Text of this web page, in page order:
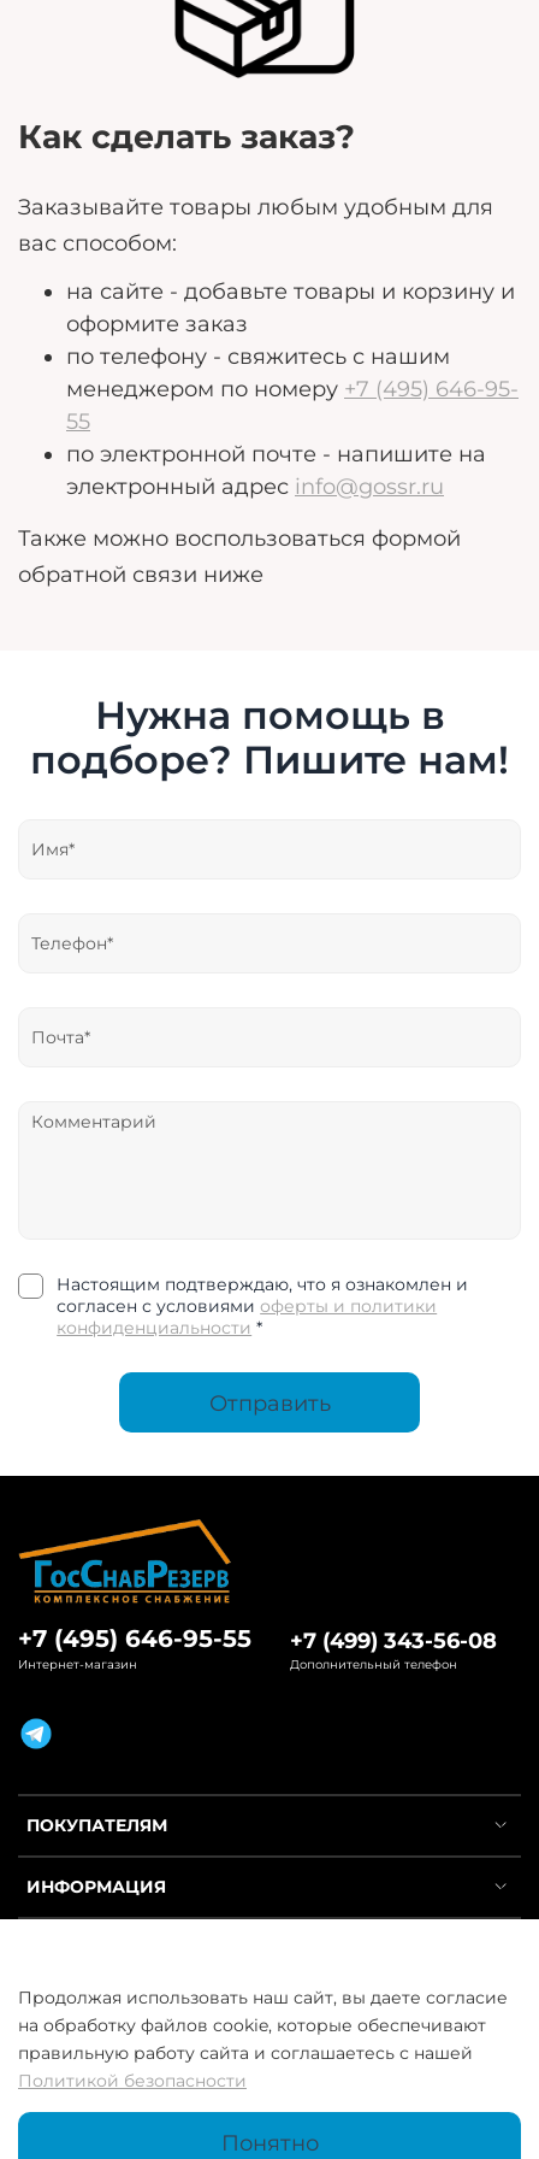
потребности.
Как сделать заказ?
Заказывайте товары любым удобным для
вас способом:
на сайте - добавьте товары и корзину и
оформите заказ
по телефону - свяжитесь с нашим
менеджером по номеру +7 (495) 646-95-
55
по электронной почте - напишите на
электронный адрес info@gossr.ru
Также можно воспользоваться формой
обратной связи ниже
Нужна помощь в
подборе? Пишите нам!
Настоящим подтверждаю, что я ознакомлен и
согласен с условиямиоферты и политики
конфиденциальности *
Отправить
ПОКУПАТЕЛЯМ
ИНФОРМАЦИЯ
+7 (495) 646-95-55
Интернет-магазин
+7 (499) 343-56-08
Дополнительный телефон
ООО «ГосСнабРезерв» © 2013–2026 - Продажа труб оптом и в
розницу
Продолжая использовать наш сайт, вы даете согласие
на обработку файлов cookie, которые обеспечивают
правильную работу сайта и соглашаетесь с нашей
Политикой безопасности
Понятно